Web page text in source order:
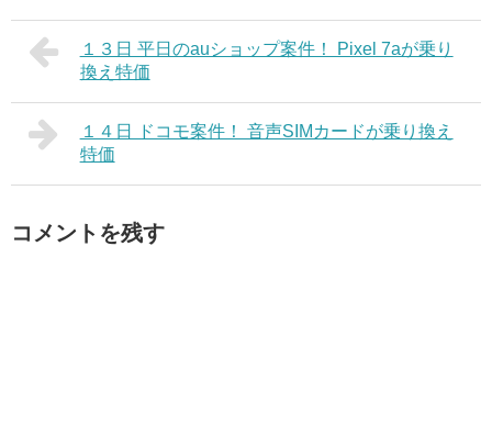
１３日 平日のauショップ案件！ Pixel 7aが乗り
換え特価
１４日 ドコモ案件！ 音声SIMカードが乗り換え
特価
コメントを残す